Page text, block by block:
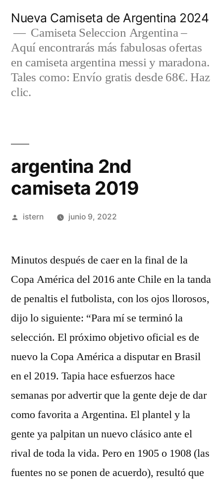
contenido
Nueva Camiseta de Argentina 2024
Camiseta Seleccion Argentina –
Aquí encontrarás más fabulosas ofertas
en camiseta argentina messi y maradona.
Tales como: Envío gratis desde 68€. Haz
clic.
argentina 2nd
camiseta 2019
Publicado
istern junio 9, 2022
Minutos después de caer en la final de la
Copa América del 2016 ante Chile en la tanda
de penaltis el futbolista, con los ojos llorosos,
dijo lo siguiente: “Para mí se terminó la
selección. El próximo objetivo oficial es de
nuevo la Copa América a disputar en Brasil
en el 2019. Tapia hace esfuerzos hace
semanas por advertir que la gente deje de dar
como favorita a Argentina. El plantel y la
gente ya palpitan un nuevo clásico ante el
rival de toda la vida. Pero en 1905 o 1908 (las
fuentes no se ponen de acuerdo), resultó que